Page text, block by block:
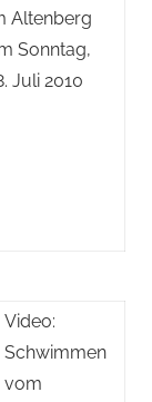
Altenberg
Sonntag,
Juli 2010
Video:
Schwimmen
vom